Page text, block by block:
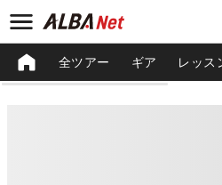
全ツアー ギア レッス